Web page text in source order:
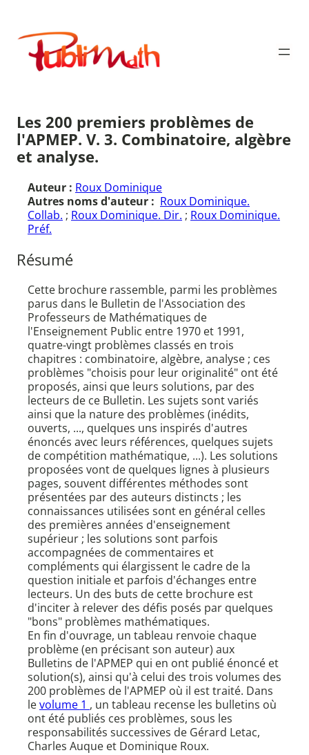
contenu
Publimath
Les 200 premiers problèmes de
l'APMEP. V. 3. Combinatoire, algèbre
et analyse.
Auteur : Roux Dominique
Autres noms d'auteur : Roux Dominique.
Collab. ; Roux Dominique. Dir. ; Roux Dominique.
Préf.
Résumé
Cette brochure rassemble, parmi les problèmes
parus dans le Bulletin de l'Association des
Professeurs de Mathématiques de
l'Enseignement Public entre 1970 et 1991,
quatre-vingt problèmes classés en trois
chapitres : combinatoire, algèbre, analyse ; ces
problèmes "choisis pour leur originalité" ont été
proposés, ainsi que leurs solutions, par des
lecteurs de ce Bulletin. Les sujets sont variés
ainsi que la nature des problèmes (inédits,
ouverts, ..., quelques uns inspirés d'autres
énoncés avec leurs références, quelques sujets
de compétition mathématique, ...). Les solutions
proposées vont de quelques lignes à plusieurs
pages, souvent différentes méthodes sont
présentées par des auteurs distincts ; les
connaissances utilisées sont en général celles
des premières années d'enseignement
supérieur ; les solutions sont parfois
accompagnées de commentaires et
compléments qui élargissent le cadre de la
question initiale et parfois d'échanges entre
lecteurs. Un des buts de cette brochure est
d'inciter à relever des défis posés par quelques
"bons" problèmes mathématiques.
En fin d'ouvrage, un tableau renvoie chaque
problème (en précisant son auteur) aux
Bulletins de l'APMEP qui en ont publié énoncé et
solution(s), ainsi qu'à celui des trois volumes des
200 problèmes de l'APMEP où il est traité. Dans
levolume 1 , un tableau recense les bulletins où
ont été publiés ces problèmes, sous les
responsabilités successives de Gérard Letac,
Charles Auque et Dominique Roux.